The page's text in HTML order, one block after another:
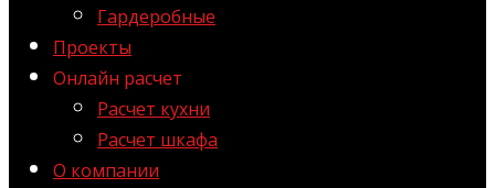
Гардеробные
Проекты
Онлайн расчет
Расчет кухни
Расчет шкафа
О компании